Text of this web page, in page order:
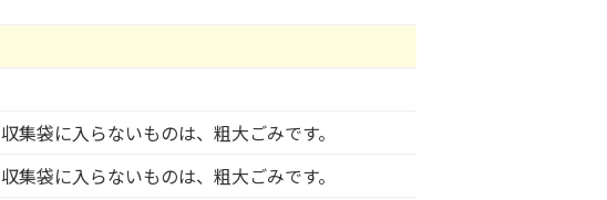
収集袋に入らないものは、粗大ごみです。
収集袋に入らないものは、粗大ごみです。